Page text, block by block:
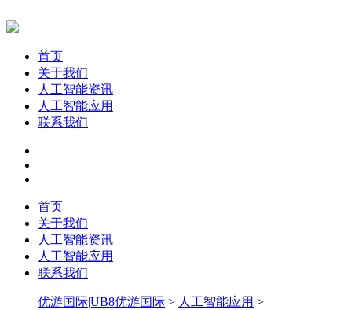
首页
关于我们
人工智能资讯
人工智能应用
联系我们
首页
关于我们
人工智能资讯
人工智能应用
联系我们
优游国际|UB8优游国际 > 人工智能应用 >